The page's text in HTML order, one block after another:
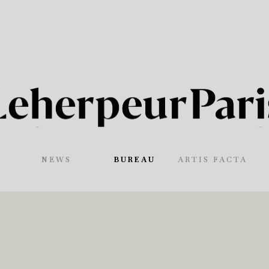
NEWS BUREAU ARTIS FACTA